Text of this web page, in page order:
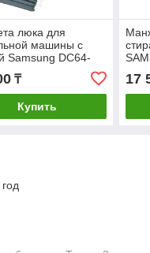
люка для
машины с
Samsung DC64-
₸
Купить
17